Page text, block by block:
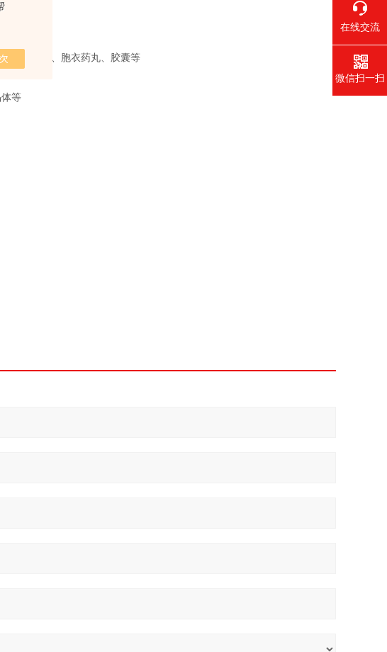
）、药片、胞衣药丸、胶囊等
等
在线交流
微信扫一扫